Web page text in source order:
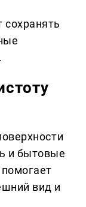
и бытовые
вид и